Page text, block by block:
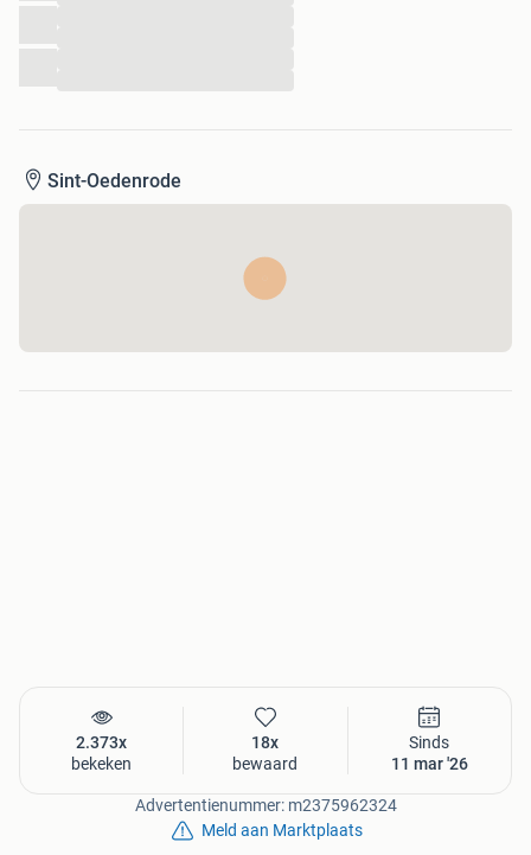
Sint-Oedenrode
2.373x
bekeken
18x
bewaard
Sinds
11 mar '26
Advertentienummer: m2375962324
Meld aan Marktplaats